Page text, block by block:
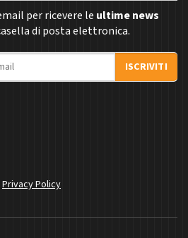
per ricevere le ultime news
di posta elettronica.
ISCRIVITI
Privacy Policy